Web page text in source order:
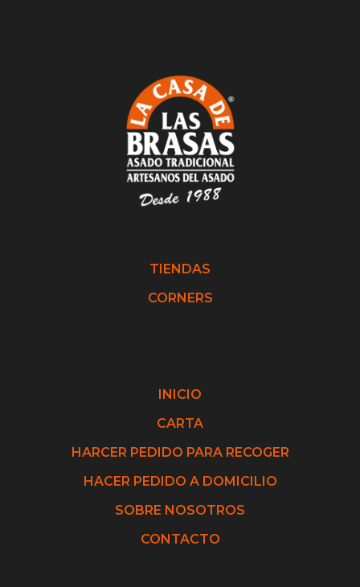
TIENDAS
CORNERS
INICIO
CARTA
HARCER PEDIDO PARA RECOGER
HACER PEDIDO A DOMICILIO
SOBRE NOSOTROS
CONTACTO